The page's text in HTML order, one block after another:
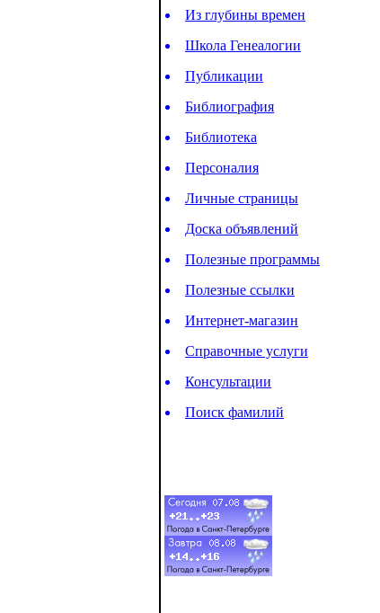
Из глубины времен
Школа Генеалогии
Публикации
Библиография
Библиотека
Персоналия
Личные страницы
Доска объявлений
Полезные программы
Полезные ссылки
Интернет-магазин
Справочные услуги
Консультации
Поиск фамилий